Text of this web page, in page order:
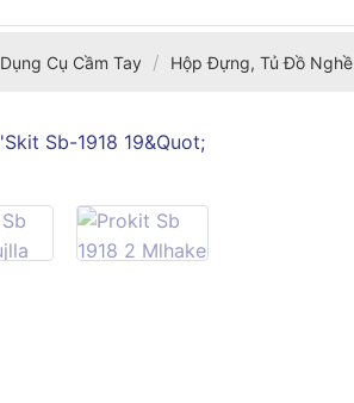
Dụng Cụ Cầm Tay / Hộp Đựng, Tủ Đồ Nghề